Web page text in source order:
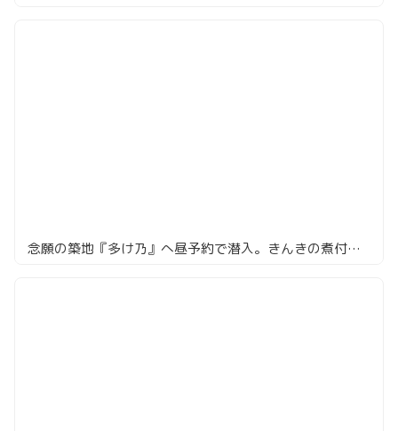
念願の築地『多け乃』へ昼予約で潜入。きんきの煮付け6,000円が最高すぎた